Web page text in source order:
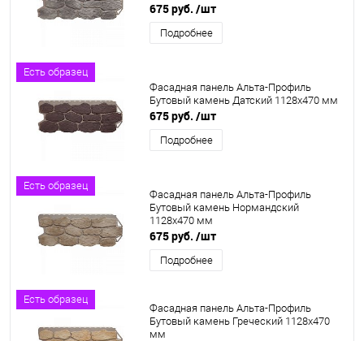
675 руб. /шт
Подробнее
Есть образец
Фасадная панель Альта-Профиль
Бутовый камень Датский 1128х470 мм
675 руб. /шт
Подробнее
Есть образец
Фасадная панель Альта-Профиль
Бутовый камень Нормандский
1128х470 мм
675 руб. /шт
Подробнее
Есть образец
Фасадная панель Альта-Профиль
Бутовый камень Греческий 1128х470
мм